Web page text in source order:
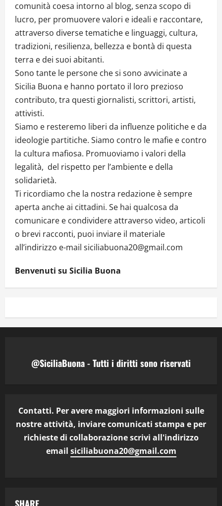
comunità coesa intorno al blog, senza scopo di
lucro, per promuovere valori e ideali e raccontare,
attraverso diverse tematiche e linguaggi, cultura,
tradizioni, resilienza, bellezza e bontà di questa
terra e dei suoi abitanti.
Sono tante le persone che si sono avvicinate a
Sicilia Buona e hanno portato il loro prezioso
contributo, tra questi giornalisti, scrittori, artisti,
attivisti.
Siamo e resteremo liberi da influenze politiche e da
ideologie partitiche. Siamo contro le mafie e contro
la cultura mafiosa. Promuoviamo i valori della
legalità, del rispetto per l’ambiente e della
solidarietà.
Ti ricordiamo che la nostra redazione è sempre
aperta anche ai cittadini. Se hai qualcosa da
comunicare e condividere attraverso video, articoli
o brevi racconti, puoi inviare il materiale
all’indirizzo e-mail siciliabuona20@gmail.com
Benvenuti su Sicilia Buona
@SiciliaBuona - Tutti i diritti sono riservati
Contatti. Per avere maggiori informazioni sulle
nostre attività, inviare comunicati stampa e per
richieste di collaborazione scrivi all'indirizzo
email siciliabuona20@gmail.com